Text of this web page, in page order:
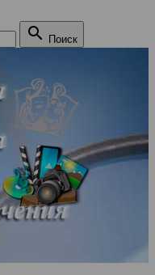
 Поиск